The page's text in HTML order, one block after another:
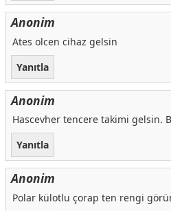
Anonim
Ates olcen cihaz gelsin
Yanıtla
Anonim
Hascevher tencere takimi gelsin.
Yanıtla
Anonim
Polar külotlu çorap ten rengi